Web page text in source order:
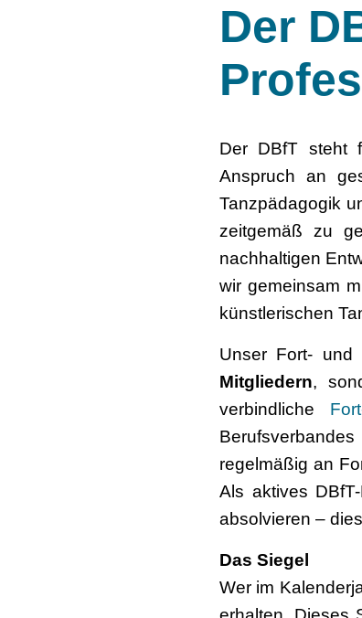
Der
Der DBfT steht
Anspruch an
Tanzpädagogik
zeitgemäß zu
nachhaltigen
wir gemeinsam
künstlerischen
Unser Fort- und
Mitgliedern,
verbindliche
regelmäßig an
Als aktives
absolvieren –
Das Siegel
Wer im